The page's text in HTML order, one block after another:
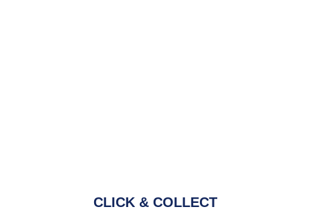
CLICK & COLLECT